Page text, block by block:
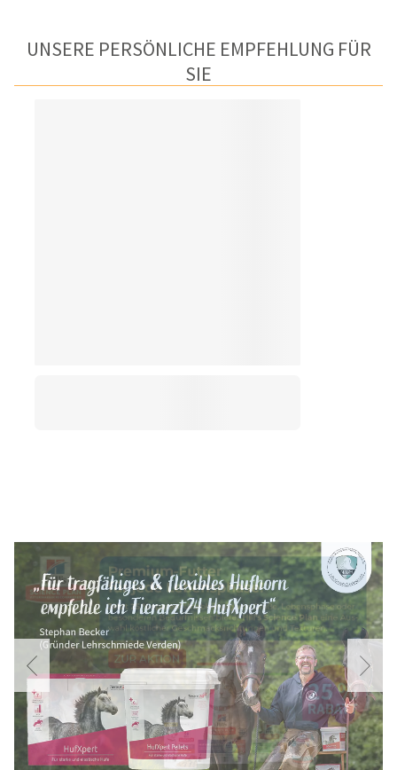
UNSERE PERSÖNLICHE EMPFEHLUNG FÜR
SIE